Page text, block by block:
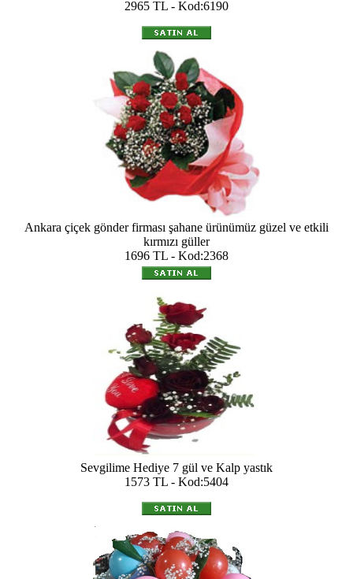
2965 TL - Kod:6190
Ankara çiçek gönder firması şahane ürünümüz güzel ve etkili
kırmızı güller
1696 TL - Kod:2368
Sevgilime Hediye 7 gül ve Kalp yastık
1573 TL - Kod:5404